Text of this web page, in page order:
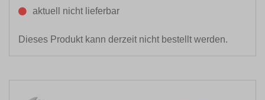
aktuell nicht lieferbar
Dieses Produkt kann derzeit nicht bestellt werden.